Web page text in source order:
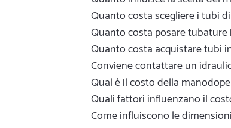
Quanto costa scegliere i tubi
Quanto costa posare tubature
Quanto costa acquistare tubi
Conviene contattare un
Qual è il costo della
Quali fattori influenzano il
Come influiscono le